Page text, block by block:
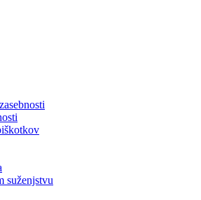
suženjstvu